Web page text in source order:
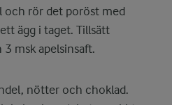
och rör det poröst med
ägg i taget. Tillsätt
3 msk apelsinsaft.
nötter och choklad.